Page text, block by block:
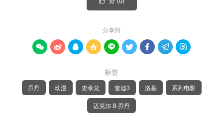
分享到
        
标签
乔丹 动漫 史泰龙 奎迪3 洛基 系列电影
迈克尔·B·乔丹